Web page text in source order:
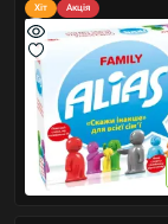
Хіт Акція